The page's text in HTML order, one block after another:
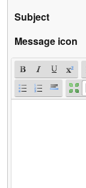
Subject
Message icon